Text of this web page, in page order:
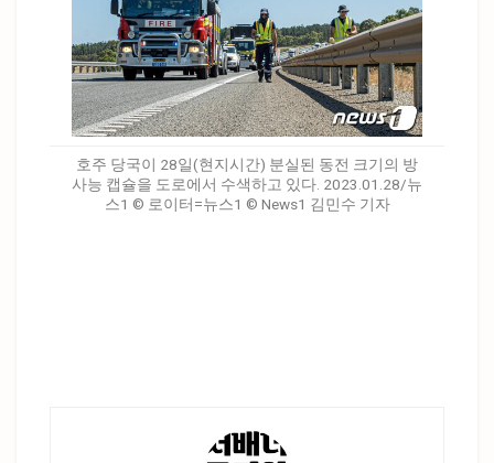
호주 당국이 28일(현지시간) 분실된 동전 크기의 방
사능 캡슐을 도로에서 수색하고 있다. 2023.01.28/뉴
스1 © 로이터=뉴스1 © News1 김민수 기자